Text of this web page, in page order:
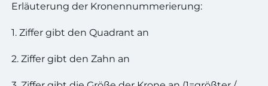
Erläuterung der Kronennummerierung:
1. Ziffer gibt den Quadrant an
2. Ziffer gibt den Zahn an